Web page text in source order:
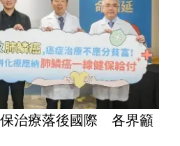
治療落後國際 各界籲